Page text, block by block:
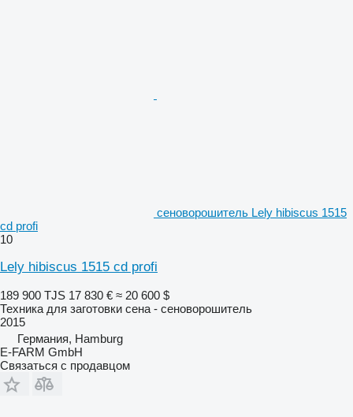
сеноворошитель Lely hibiscus 1515
cd profi
10
Lely hibiscus 1515 cd profi
189 900 TJS 17 830 € ≈ 20 600 $
Техника для заготовки сена - сеноворошитель
2015
Германия, Hamburg
E-FARM GmbH
Связаться с продавцом